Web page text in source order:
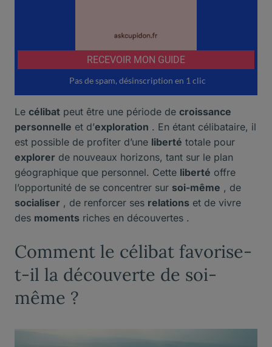
Le célibat peut être une période de croissance
personnelle et d’exploration . En étant célibataire, il
est possible de profiter d’une liberté totale pour
explorer de nouveaux horizons, tant sur le plan
géographique que personnel. Cette liberté offre
l’opportunité de se concentrer sur soi-même , de
socialiser , de renforcer ses relations et de vivre
des moments riches en découvertes .
Comment le célibat favorise-
t-il la découverte de soi-
même ?